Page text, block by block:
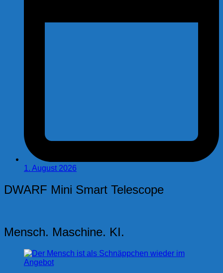
1. August 2026
DWARF Mini Smart Telescope
Mensch. Maschine. KI.